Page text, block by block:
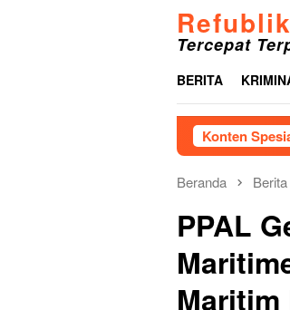
Tercepat
BERITA
Konten
Beranda Berita
PPAL